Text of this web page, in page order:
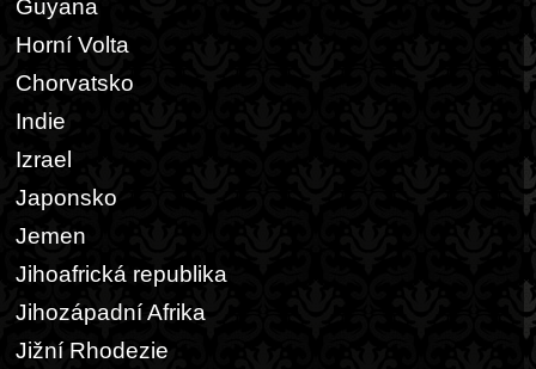
Guyana
Horní Volta
Chorvatsko
Indie
Izrael
Japonsko
Jemen
Jihoafrická republika
Jihozápadní Afrika
Jižní Rhodezie